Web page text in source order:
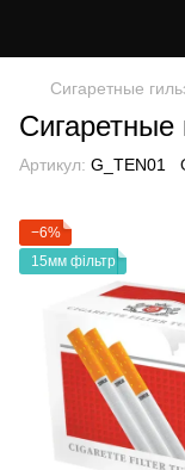
Сигаретные
Сигаретные
Артикул: G_TEN01
−6%
15мм фільтр